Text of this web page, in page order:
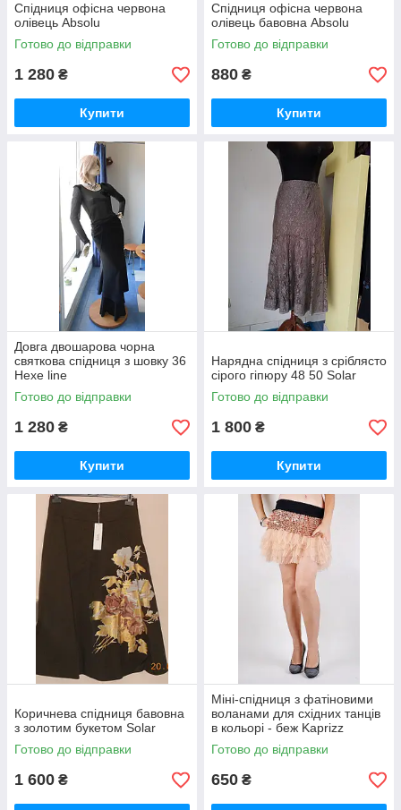
Спідниця офісна червона
олівець Absolu
Готово до відправки
1 280 ₴
Купити
Спідниця офісна червона
олівець бавовна Absolu
Готово до відправки
880 ₴
Купити
Довга двошарова чорна
святкова спідниця з шовку 36
Hexe line
Готово до відправки
1 280 ₴
Купити
Нарядна спідниця з сріблясто
сірого гіпюру 48 50 Solar
Готово до відправки
1 800 ₴
Купити
Коричнева спідниця бавовна
з золотим букетом Solar
Готово до відправки
1 600 ₴
Міні-спідниця з фатіновими
воланами для східних танців
в кольорі - беж Kaprizz
Готово до відправки
650 ₴